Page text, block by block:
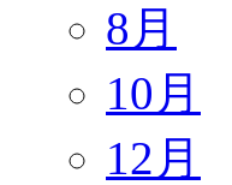
8月
10月
12月